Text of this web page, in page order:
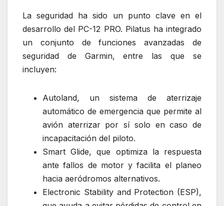
La seguridad ha sido un punto clave en el
desarrollo del PC-12 PRO. Pilatus ha integrado
un conjunto de funciones avanzadas de
seguridad de Garmin, entre las que se
incluyen:
Autoland, un sistema de aterrizaje
automático de emergencia que permite al
avión aterrizar por sí solo en caso de
incapacitación del piloto.
Smart Glide, que optimiza la respuesta
ante fallos de motor y facilita el planeo
hacia aeródromos alternativos.
Electronic Stability and Protection (ESP),